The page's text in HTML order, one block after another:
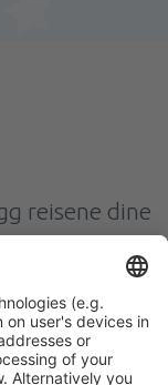
reisene dine